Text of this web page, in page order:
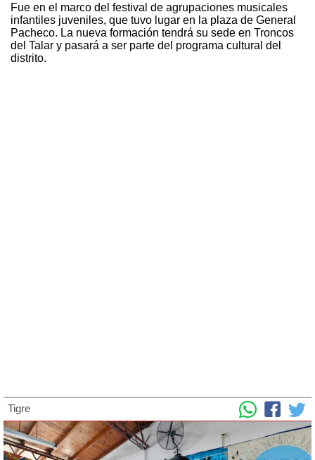
Fue en el marco del festival de agrupaciones musicales
infantiles juveniles, que tuvo lugar en la plaza de General
Pacheco. La nueva formación tendrá su sede en Troncos
del Talar y pasará a ser parte del programa cultural del
distrito.
Tigre